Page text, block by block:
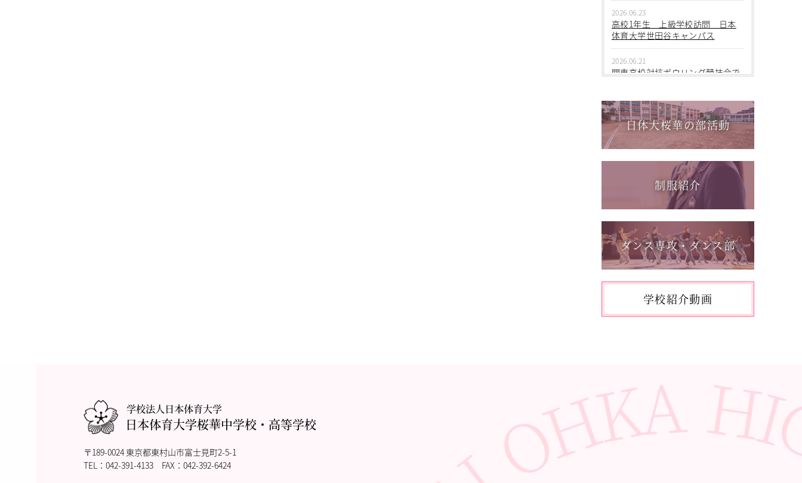
2026.06.09
中学１年 校外学習
2026.03.05
2025.12.15
第一回桜華中学校あいさつ＋ひと
言運動
第55回全国中学校バスケットボー
ル大会 サンアリーナせんだいin鹿
2026.06.23
高校1年生 上級学校訪問 日本
体育大学世田谷キャンパス
2026.06.21
関東高校対抗ボウリング競技会で
2026.06.17
1学年総合スポーツコース キャ
ンプ実習を実施しました
「日本選手権水泳競技大会」に出
場しました。
に出場しました。
2026.05.17
「第62回東日本選手権大会」に出
2026.05.10
「国民スポーツ大会東京都予選」
2026.04.27
アドバンストコース勉強合宿1日
目
日体大桜華の部活動
制服紹介
ダンス専攻・ダンス部
学校紹介動画
学校法人日本体育大学
日本体育大学桜華中学校・高等学校
〒189-0024 東京都東村山市富士見町2-5-1
TEL： 042-391-4133 FAX：042-392-6424